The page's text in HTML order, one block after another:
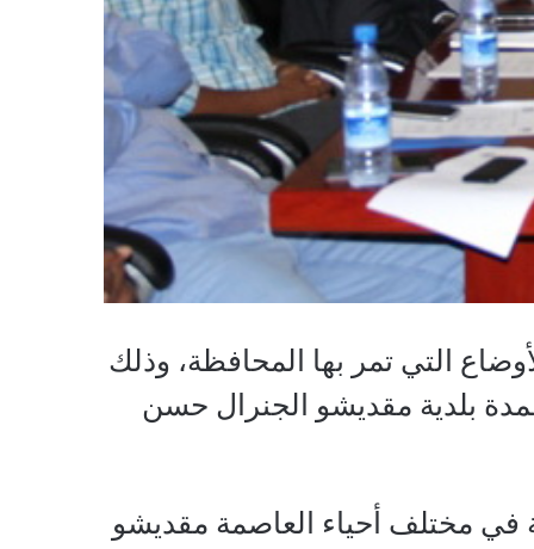
التي تمر بها المحافظة، وذلك
بلدية مقديشو الجنرال حسن
في مختلف أحياء العاصمة مقديشو